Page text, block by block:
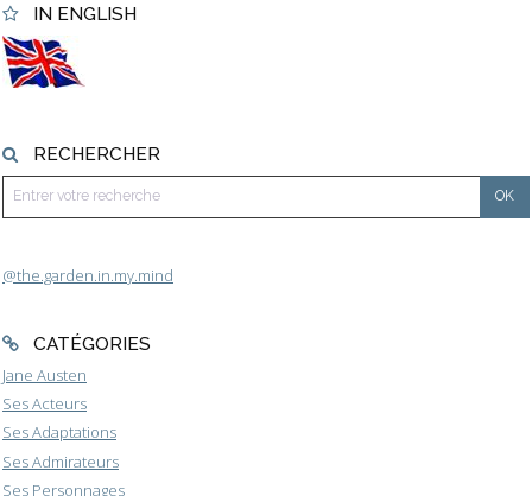
IN ENGLISH
RECHERCHER
@the.garden.in.my.mind
CATÉGORIES
Jane Austen
Ses Acteurs
Ses Adaptations
Ses Admirateurs
Ses Personnages